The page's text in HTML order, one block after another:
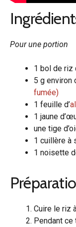
Pour une portion
1 bol de riz
5 g environ
fumée)
1 feuille d’
1 jaune
une tige
1 cuillère à
1 noisette
Cuire le riz
Pendant